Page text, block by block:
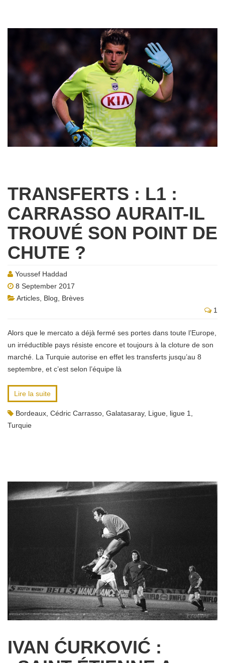
TRANSFERTS : L1 :
CARRASSO AURAIT-IL
TROUVÉ SON POINT DE
CHUTE ?
Youssef Haddad
8 September 2017
Articles Blog
Brèves
1
Alors que le mercato a déjà fermé ses portes dans toute l’Europe,
un irréductible pays résiste encore et toujours à la cloture de son
marché. La Turquie autorise en effet les transferts jusqu’au 8
septembre, et c’est selon l’équipe là
Lire la suite
Bordeaux Cédric Carrasso Galatasaray, Ligue ligue 1
Turquie
IVAN ĆURKOVIĆ :